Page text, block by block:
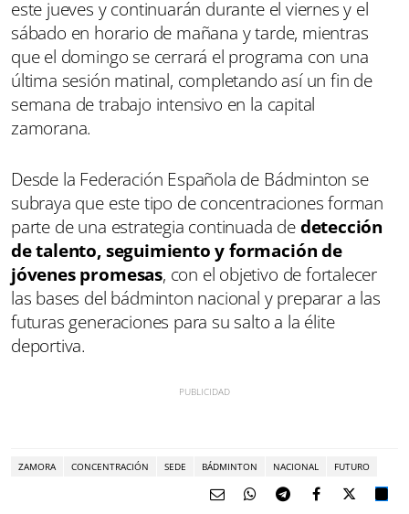
este jueves y continuarán durante el viernes y el
sábado en horario de mañana y tarde, mientras
que el domingo se cerrará el programa con una
última sesión matinal, completando así un fin de
semana de trabajo intensivo en la capital
zamorana.
Desde la Federación Española de Bádminton se
subraya que este tipo de concentraciones forman
parte de una estrategia continuada dedetección
de talento, seguimiento y formación de
jóvenes promesas, con el objetivo de fortalecer
las bases del bádminton nacional y preparar a las
futuras generaciones para su salto a la élite
deportiva.
ZAMORA CONCENTRACIÓN SEDE BÁDMINTON NACIONAL FUTURO